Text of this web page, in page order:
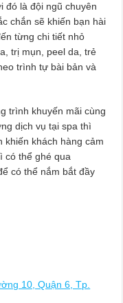
đó là đội ngũ chuyên
chắn sẽ khiến bạn hài
từng chi tiết nhỏ
trị mụn, peel da, trẻ
trình tự bài bản và
trình khuyến mãi cùng
dịch vụ tại spa thì
khiến khách hàng cảm
có thể ghé qua
có thể nắm bắt đầy
10, Quận 6, Tp.